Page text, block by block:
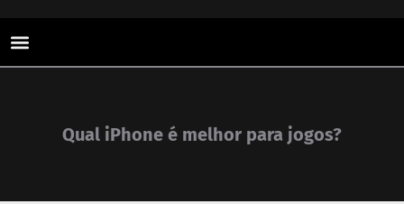
Qual iPhone é melhor para jogos?